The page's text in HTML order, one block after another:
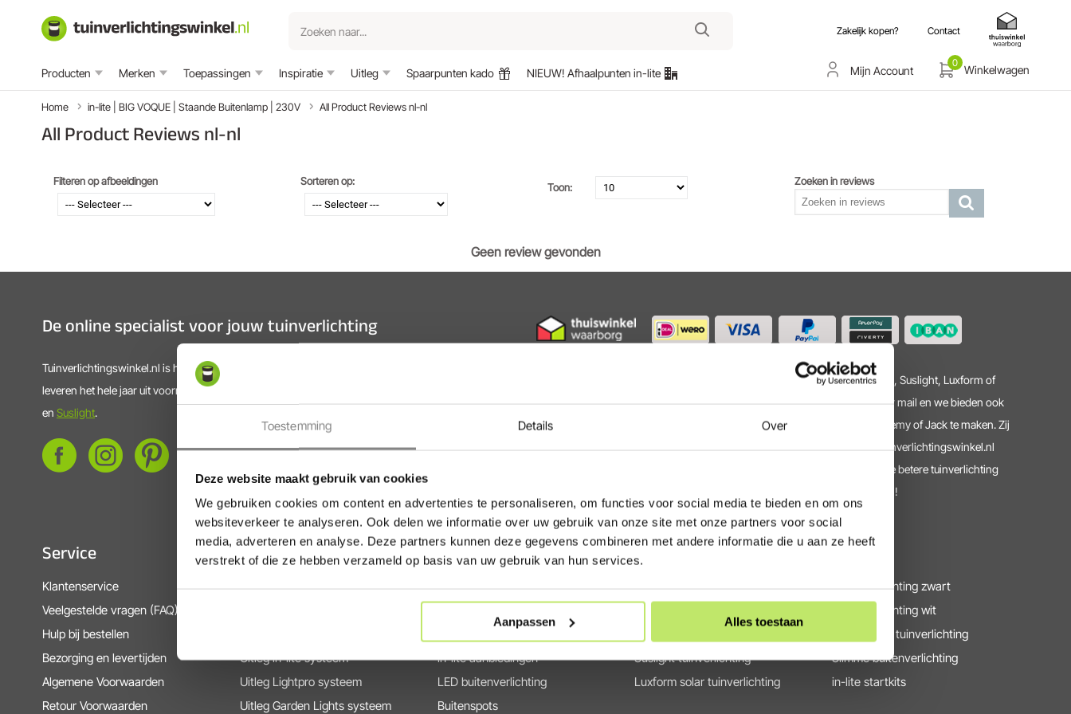
Toestemming Details Over
Deze website maakt gebruik van cookies
We gebruiken cookies om content en advertenties te personaliseren, om functies voor social media te bieden en om ons
websiteverkeer te analyseren. Ook delen we informatie over uw gebruik van onze site met onze partners voor social
media, adverteren en analyse. Deze partners kunnen deze gegevens combineren met andere informatie die u aan ze heeft
verstrekt of die ze hebben verzameld op basis van uw gebruik van hun services.
Aanpassen Alles toestaan
Zakelijk kopen? Contact
Producten Merken Toepassingen Inspiratie Uitleg Spaarpunten kado NIEUW! Afhaalpunten in-lite Mijn Account
0
Winkelwagen
Home in-lite | BIG VOQUE | Staande Buitenlamp | 230V All Product Reviews nl-nl
All Product Reviews nl-nl
Filteren op afbeeldingen Sorteren op: Toon: Zoeken in reviews
Geen review gevonden
De online specialist voor jouw tuinverlichting
Tuinverlichtingswinkel.nl is hét adres voor slimme, kwalitatieve en duurzame tuinverlichting. We
leveren het hele jaar uit voorraad vrijwel alle modellen van
en Suslight.
Heb jij advies nodig voor de aanleg of het onderhoud van je in-lite, Lightpro, Suslight, Luxform of
Garden-Lights systeem? Wij helpen je graag verder. Dit kan telefonisch, per mail en we bieden ook
de mogelijkheid om een online afspraak met onze tuinverlichting experts Remy of Jack te maken. Zij
helpen jou met al je vragen over tuinverlichting. Ook voor accessoires is tuinverlichtingswinkel.nl
het juiste adres. Tuinverlichtingswinkel.nl heeft bijna 20 jaar ervaring met de betere tuinverlichting
en is gecertificeerd door Thuiswinkelwaarborg. Daar kun je mee thuiskopen!
Service
Klantenservice
Veelgestelde vragen (FAQ)
Hulp bij bestellen
Bezorging en levertijden
Algemene Voorwaarden
Retour Voorwaarden
Informatie
Over ons
Uitleg in-lite systeem
Uitleg Lightpro systeem
Uitleg Garden Lights systeem
Producten
Buitenverlichting
Buitenverlichting met sensor
in-lite aanbiedingen
LED buitenverlichting
Buitenspots
Merken
in-lite tuinverlichting
Suslight tuinverlichting
Luxform solar tuinverlichting
Populair
Buitenverlichting zwart
Buitenverlichting wit
Cortenstaal tuinverlichting
Slimme buitenverlichting
in-lite startkits